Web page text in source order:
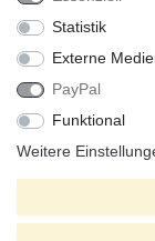
Alle Preise inkl.
* Die
** Der
Statistik
Externe
PayPal
Funktional
Weitere